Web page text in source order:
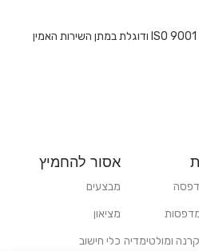
החברה פועלות עפ"י תווי תקן ואיכות ISO 9001 ודוגלת במתן השירות האמין
ומולטימדיה
אסור להחמיץ
מבצעים
מציאון
כלי חישוב